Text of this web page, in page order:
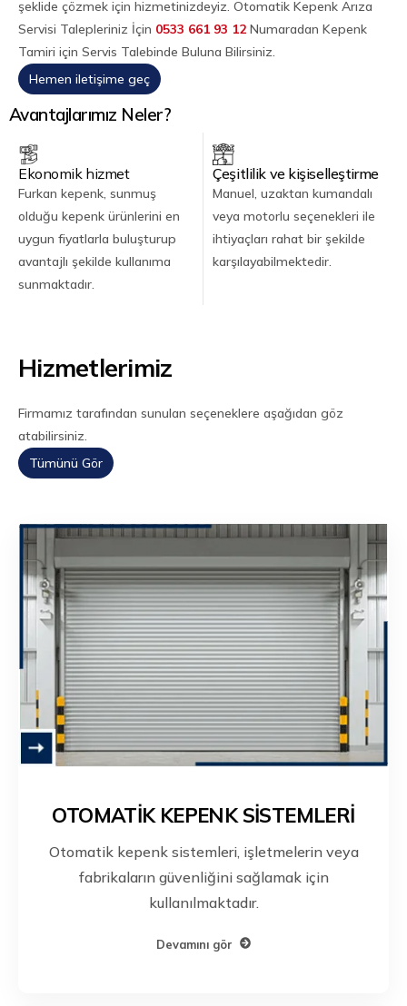
şeklide çözmek için hizmetinizdeyiz. Otomatik Kepenk Arıza
Servisi Talepleriniz İçin 0533 661 93 12 Numaradan Kepenk
Tamiri için Servis Talebinde Buluna Bilirsiniz.
Hemen iletişime geç
Avantajlarımız Neler?
Ekonomik hizmet
Furkan kepenk, sunmuş
olduğu kepenk ürünlerini en
uygun fiyatlarla buluşturup
avantajlı şekilde kullanıma
sunmaktadır.
Çeşitlilik ve kişiselleştirme
Manuel, uzaktan kumandalı
veya motorlu seçenekleri ile
ihtiyaçları rahat bir şekilde
karşılayabilmektedir.
Hizmetlerimiz
Firmamız tarafından sunulan seçeneklere aşağıdan göz
atabilirsiniz.
Tümünü Gör
OTOMATİK KEPENK SİSTEMLERİ
Otomatik kepenk sistemleri, işletmelerin veya
fabrikaların güvenliğini sağlamak için
kullanılmaktadır.
Devamını gör